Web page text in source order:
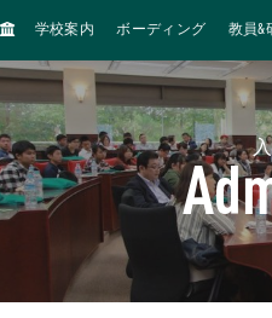
H
M
E
学校案内 ボーディング 教員&